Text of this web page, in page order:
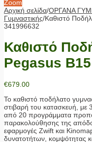
Zoom
Αρχική σελίδα/ΟΡΓΑΝΑ
Γυμναστικής/Καθιστό
341996632
Καθιστό
Pegasus
€679.00
Το καθιστό ποδήλατο
στιβαρή του κατασκευή, με
από 20 προγράμματα
παρακολούθησης της
εφαρμογές Zwift και
δυνατοτήτων, κομψότητας